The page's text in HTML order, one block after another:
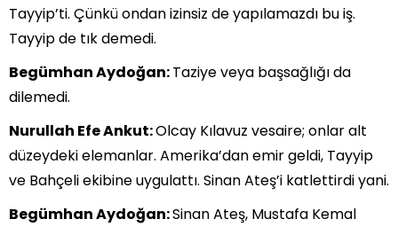
Tayyip’ti. Çünkü ondan izinsiz de yapılamazdı bu iş.
Tayyip de tık demedi.
Begümhan Aydoğan:Taziye veya başsağlığı da
dilemedi.
Nurullah Efe Ankut:Olcay Kılavuz vesaire; onlar alt
düzeydeki elemanlar. Amerika’dan emir geldi, Tayyip
ve Bahçeli ekibine uygulattı. Sinan Ateş’i katlettirdi yani.
Begümhan Aydoğan:Sinan Ateş, Mustafa Kemal